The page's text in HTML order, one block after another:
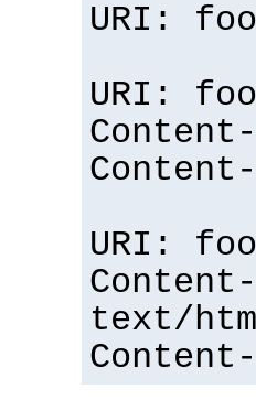
URI: foo
URI:
URI:
text/